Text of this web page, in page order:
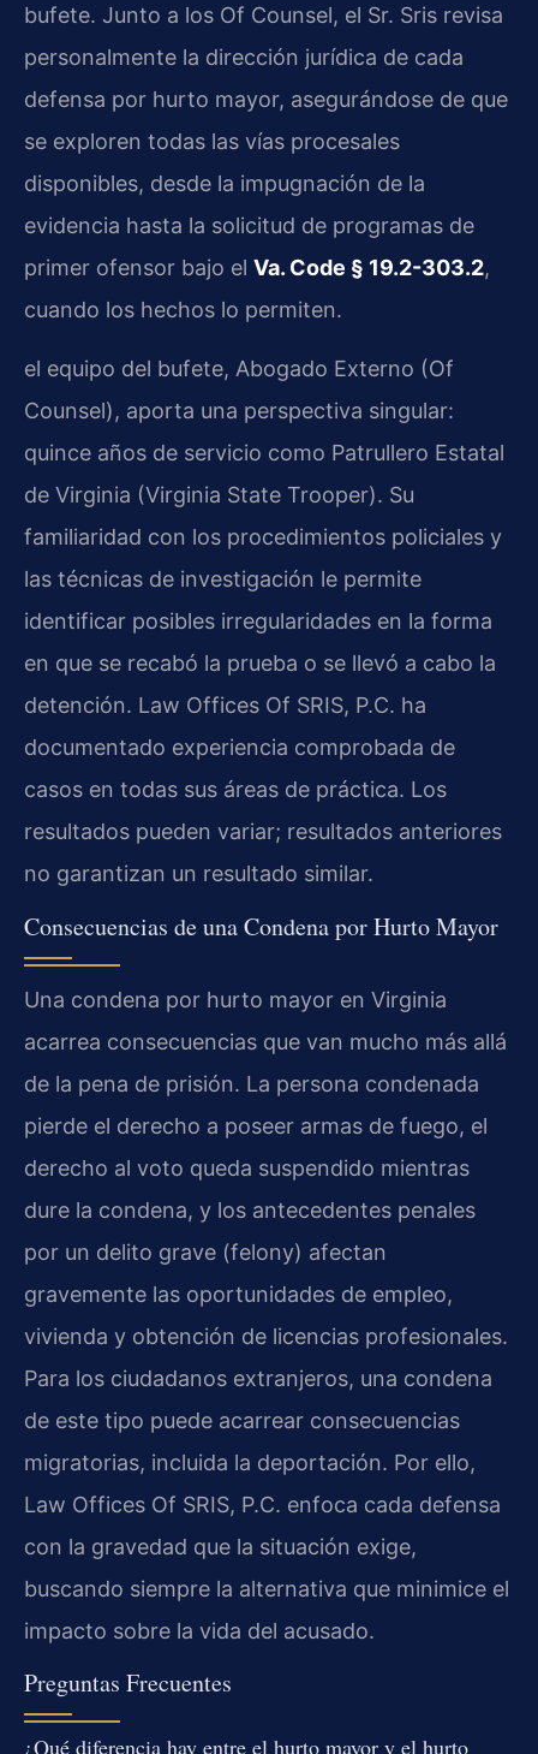
bufete. Junto a los Of Counsel, el Sr. Sris revisa
personalmente la dirección jurídica de cada
defensa por hurto mayor, asegurándose de que
se exploren todas las vías procesales
disponibles, desde la impugnación de la
evidencia hasta la solicitud de programas de
primer ofensor bajo el Va. Code § 19.2-303.2,
cuando los hechos lo permiten.
el equipo del bufete, Abogado Externo (Of
Counsel), aporta una perspectiva singular:
quince años de servicio como Patrullero Estatal
de Virginia (Virginia State Trooper). Su
familiaridad con los procedimientos policiales y
las técnicas de investigación le permite
identificar posibles irregularidades en la forma
en que se recabó la prueba o se llevó a cabo la
detención. Law Offices Of SRIS, P.C. ha
documentado experiencia comprobada de
casos en todas sus áreas de práctica. Los
resultados pueden variar; resultados anteriores
no garantizan un resultado similar.
Consecuencias de una Condena por Hurto Mayor
Una condena por hurto mayor en Virginia
acarrea consecuencias que van mucho más allá
de la pena de prisión. La persona condenada
pierde el derecho a poseer armas de fuego, el
derecho al voto queda suspendido mientras
dure la condena, y los antecedentes penales
por un delito grave (felony) afectan
gravemente las oportunidades de empleo,
vivienda y obtención de licencias profesionales.
Para los ciudadanos extranjeros, una condena
de este tipo puede acarrear consecuencias
migratorias, incluida la deportación. Por ello,
Law Offices Of SRIS, P.C. enfoca cada defensa
con la gravedad que la situación exige,
buscando siempre la alternativa que minimice el
impacto sobre la vida del acusado.
Preguntas Frecuentes
¿Qué diferencia hay entre el hurto mayor y el hurto